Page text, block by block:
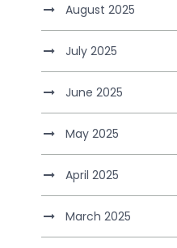
August 2025
July 2025
June 2025
May 2025
April 2025
March 2025